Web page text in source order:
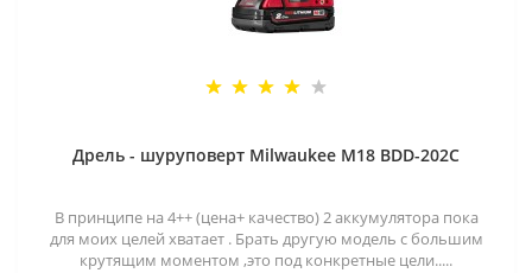
Дрель - шуруповерт Milwaukee M18 BDD-202C
В принципе на 4++ (цена+ качество) 2 аккумулятора пока
для моих целей хватает . Брать другую модель с большим
крутящим моментом ,это под конкретные цели.....